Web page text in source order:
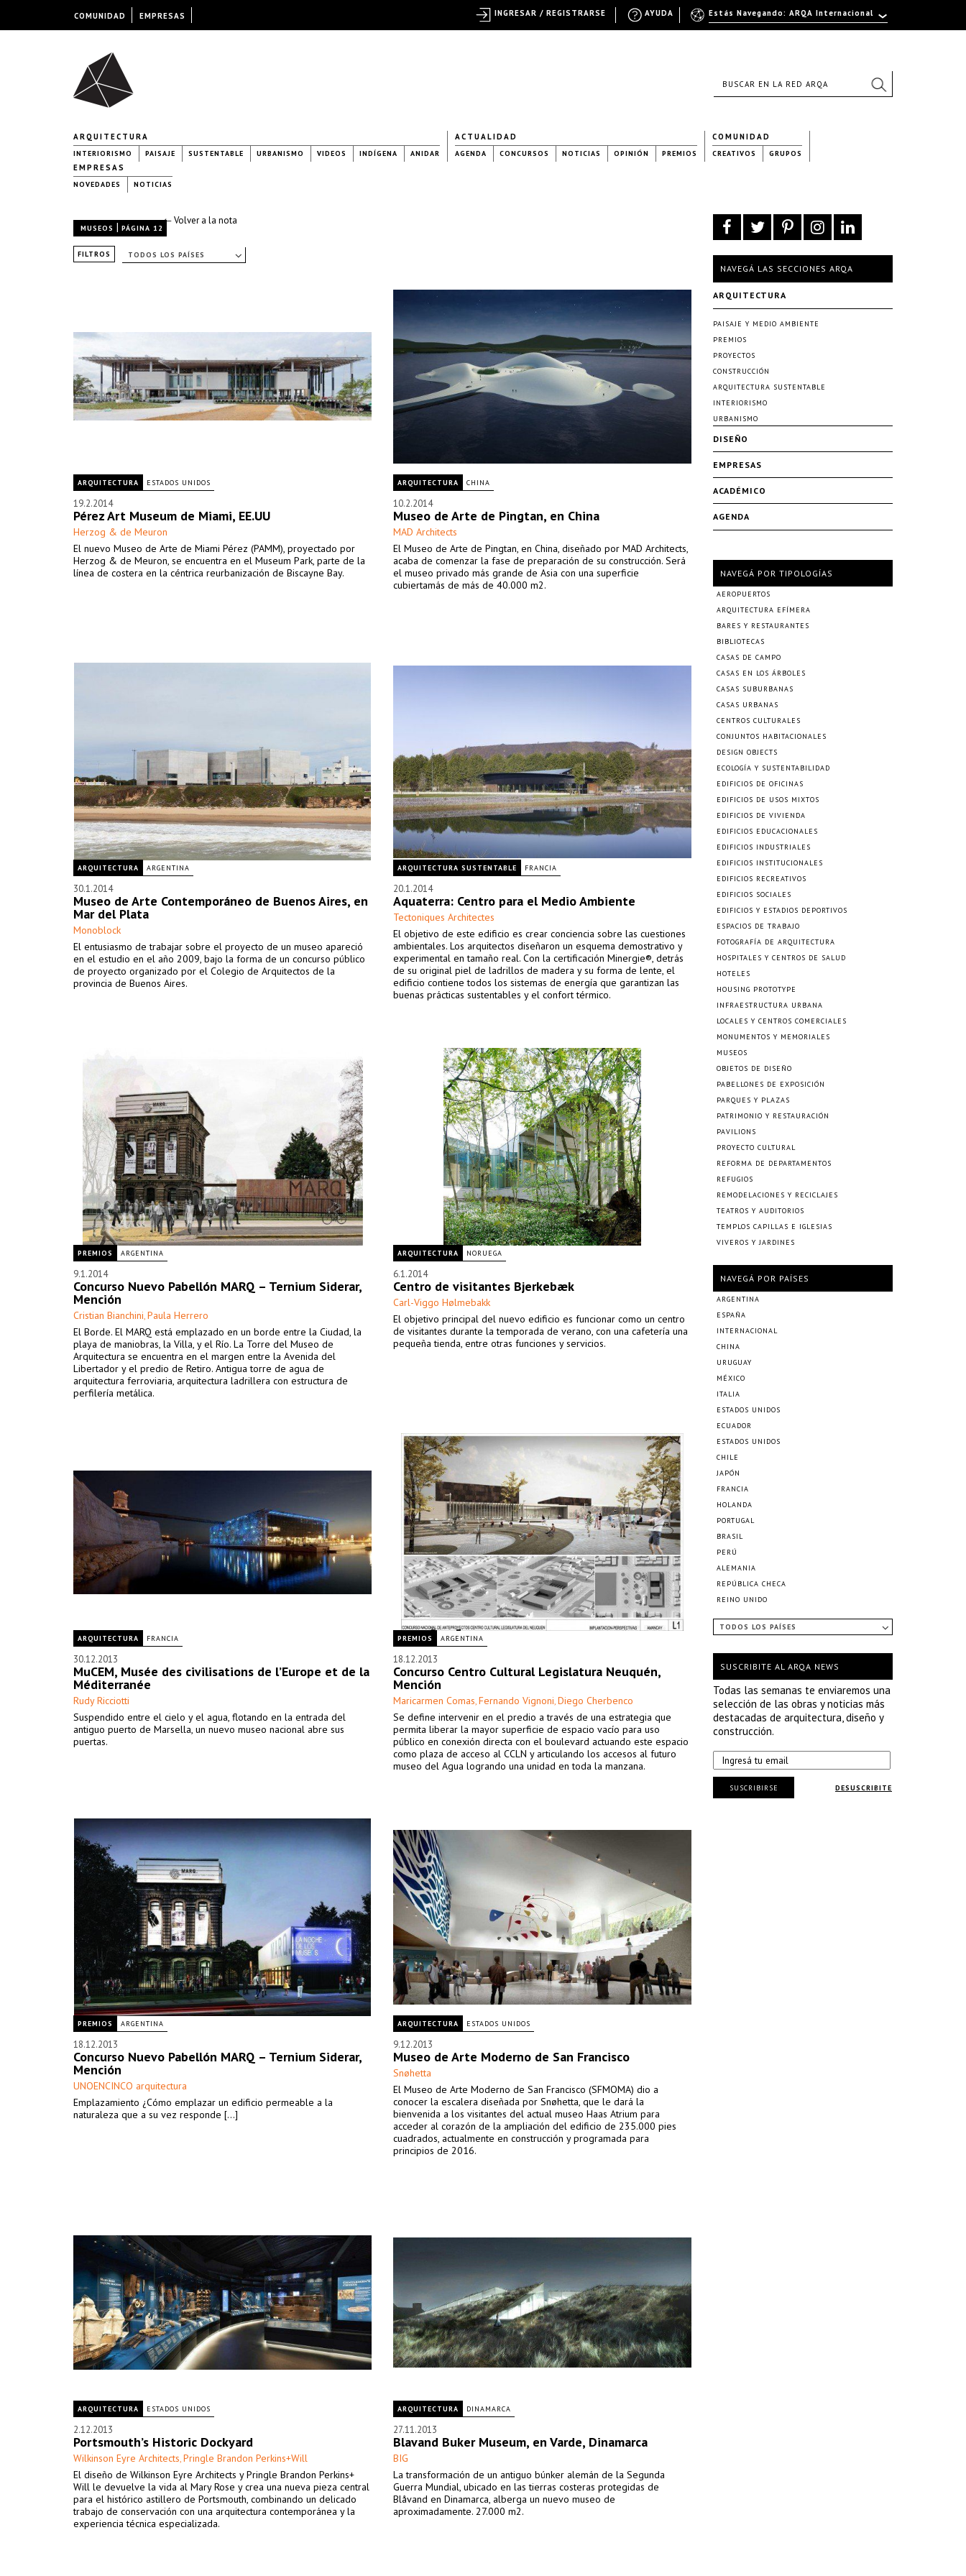
ARQUITECTURA
INTERIORISMO PAISAJE SUSTENTABLE URBANISMO VIDEOS INDÍGENA ANIDAR
ACTUALIDAD
AGENDA CONCURSOS NOTICIAS OPINIÓN PREMIOS
COMUNIDAD
CREATIVOS GRUPOS
EMPRESAS
NOVEDADES NOTICIAS
← Volver a la nota
MUSEOS | PÁGINA 12
FILTROS TODOS LOS PAÍSES
ARQUITECTURA ESTADOS UNIDOS
19.2.2014
Pérez Art Museum de Miami, EE.UU
Herzog & de Meuron
El nuevo Museo de Arte de Miami Pérez (PAMM), proyectado por
Herzog & de Meuron, se encuentra en el Museum Park, parte de la
línea de costera en la céntrica reurbanización de Biscayne Bay.
ARQUITECTURA CHINA
10.2.2014
Museo de Arte de Pingtan, en China
MAD Architects
El Museo de Arte de Pingtan, en China, diseñado por MAD Architects,
acaba de comenzar la fase de preparación de su construcción. Será
el museo privado más grande de Asia con una superficie
cubiertamás de más de 40.000 m2.
ARQUITECTURA ARGENTINA
30.1.2014
Museo de Arte Contemporáneo de Buenos Aires, en
Mar del Plata
Monoblock
El entusiasmo de trabajar sobre el proyecto de un museo apareció
en el estudio en el año 2009, bajo la forma de un concurso público
de proyecto organizado por el Colegio de Arquitectos de la
provincia de Buenos Aires.
ARQUITECTURA SUSTENTABLE FRANCIA
20.1.2014
Aquaterra: Centro para el Medio Ambiente
Tectoniques Architectes
El objetivo de este edificio es crear conciencia sobre las cuestiones
ambientales. Los arquitectos diseñaron un esquema demostrativo y
experimental en tamaño real. Con la certificación Minergie®, detrás
de su original piel de ladrillos de madera y su forma de lente, el
edificio contiene todos los sistemas de energía que garantizan las
buenas prácticas sustentables y el confort térmico.
PREMIOS ARGENTINA
9.1.2014
Concurso Nuevo Pabellón MARQ – Ternium Siderar,
Mención
Cristian Bianchini, Paula Herrero
El Borde. El MARQ está emplazado en un borde entre la Ciudad, la
playa de maniobras, la Villa, y el Río. La Torre del Museo de
Arquitectura se encuentra en el margen entre la Avenida del
Libertador y el predio de Retiro. Antigua torre de agua de
arquitectura ferroviaria, arquitectura ladrillera con estructura de
perfilería metálica.
ARQUITECTURA NORUEGA
6.1.2014
Centro de visitantes Bjerkebæk
Carl-Viggo Hølmebakk
El objetivo principal del nuevo edificio es funcionar como un centro
de visitantes durante la temporada de verano, con una cafetería una
pequeña tienda, entre otras funciones y servicios.
ARQUITECTURA FRANCIA
30.12.2013
MuCEM, Musée des civilisations de l’Europe et de la
Méditerranée
Rudy Ricciotti
Suspendido entre el cielo y el agua, flotando en la entrada del
antiguo puerto de Marsella, un nuevo museo nacional abre sus
puertas.
PREMIOS ARGENTINA
18.12.2013
Concurso Centro Cultural Legislatura Neuquén,
Mención
Maricarmen Comas, Fernando Vignoni, Diego Cherbenco
Se define intervenir en el predio a través de una estrategia que
permita liberar la mayor superficie de espacio vacío para uso
público en conexión directa con el boulevard actuando este espacio
como plaza de acceso al CCLN y articulando los accesos al futuro
museo del Agua logrando una unidad en toda la manzana.
PREMIOS ARGENTINA
18.12.2013
Concurso Nuevo Pabellón MARQ – Ternium Siderar,
Mención
UNOENCINCO arquitectura
Emplazamiento ¿Cómo emplazar un edificio permeable a la
naturaleza que a su vez responde [...]
ARQUITECTURA ESTADOS UNIDOS
9.12.2013
Museo de Arte Moderno de San Francisco
Snøhetta
El Museo de Arte Moderno de San Francisco (SFMOMA) dio a
conocer la escalera diseñada por Snøhetta, que le dará la
bienvenida a los visitantes del actual museo Haas Atrium para
acceder al corazón de la ampliación del edificio de 235.000 pies
cuadrados, actualmente en construcción y programada para
principios de 2016.
ARQUITECTURA ESTADOS UNIDOS
2.12.2013
Portsmouth’s Historic Dockyard
Wilkinson Eyre Architects, Pringle Brandon Perkins+Will
El diseño de Wilkinson Eyre Architects y Pringle Brandon Perkins+
Will le devuelve la vida al Mary Rose y crea una nueva pieza central
para el histórico astillero de Portsmouth, combinando un delicado
trabajo de conservación con una arquitectura contemporánea y la
experiencia técnica especializada.
ARQUITECTURA DINAMARCA
27.11.2013
Blavand Buker Museum, en Varde, Dinamarca
BIG
La transformación de un antiguo búnker alemán de la Segunda
Guerra Mundial, ubicado en las tierras costeras protegidas de
Blåvand en Dinamarca, alberga un nuevo museo de
aproximadamente. 27.000 m2.
NAVEGÁ LAS SECCIONES ARQA
ARQUITECTURA
PAISAJE Y MEDIO AMBIENTE
PREMIOS
PROYECTOS
CONSTRUCCIÓN
ARQUITECTURA SUSTENTABLE
INTERIORISMO
URBANISMO
DISEÑO
EMPRESAS
ACADÉMICO
AGENDA
NAVEGÁ POR TIPOLOGÍAS
AEROPUERTOS
ARQUITECTURA EFÍMERA
BARES Y RESTAURANTES
BIBLIOTECAS
CASAS DE CAMPO
CASAS EN LOS ÁRBOLES
CASAS SUBURBANAS
CASAS URBANAS
CENTROS CULTURALES
CONJUNTOS HABITACIONALES
DESIGN OBJECTS
ECOLOGÍA Y SUSTENTABILIDAD
EDIFICIOS DE OFICINAS
EDIFICIOS DE USOS MIXTOS
EDIFICIOS DE VIVIENDA
EDIFICIOS EDUCACIONALES
EDIFICIOS INDUSTRIALES
EDIFICIOS INSTITUCIONALES
EDIFICIOS RECREATIVOS
EDIFICIOS SOCIALES
EDIFICIOS Y ESTADIOS DEPORTIVOS
ESPACIOS DE TRABAJO
FOTOGRAFÍA DE ARQUITECTURA
HOSPITALES Y CENTROS DE SALUD
HOTELES
HOUSING PROTOTYPE
INFRAESTRUCTURA URBANA
LOCALES Y CENTROS COMERCIALES
MONUMENTOS Y MEMORIALES
MUSEOS
OBJETOS DE DISEÑO
PABELLONES DE EXPOSICIÓN
PARQUES Y PLAZAS
PATRIMONIO Y RESTAURACIÓN
PAVILIONS
PROYECTO CULTURAL
REFORMA DE DEPARTAMENTOS
REFUGIOS
REMODELACIONES Y RECICLAJES
TEATROS Y AUDITORIOS
TEMPLOS CAPILLAS E IGLESIAS
VIVEROS Y JARDINES
NAVEGÁ POR PAÍSES
ARGENTINA
ESPAÑA
INTERNACIONAL
CHINA
URUGUAY
MÉXICO
ITALIA
ESTADOS UNIDOS
ECUADOR
ESTADOS UNIDOS
CHILE
JAPÓN
FRANCIA
HOLANDA
PORTUGAL
BRASIL
PERÚ
ALEMANIA
REPÚBLICA CHECA
REINO UNIDO
TODOS LOS PAÍSES
SUSCRIBITE AL ARQA NEWS
Todas las semanas te enviaremos una
selección de las obras y noticias más
destacadas de arquitectura, diseño y
construcción.
DESUSCRIBITE
SUSCRIBIRSE
COMUNIDAD EMPRESAS Estás Navegando: ARQA Internacional
AYUDA
INGRESAR / REGISTRARSE